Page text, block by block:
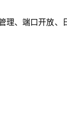
、端口开放、